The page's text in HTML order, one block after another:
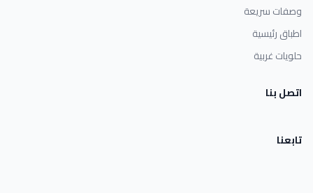
وصفات سريعة
اطباق رئيسية
حلويات غربية
اتصل بنا
تابعنا